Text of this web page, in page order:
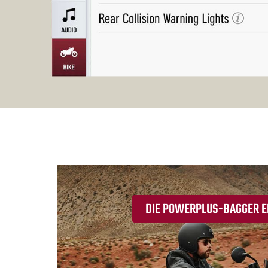
DIE POWERPLUS-BAGGER